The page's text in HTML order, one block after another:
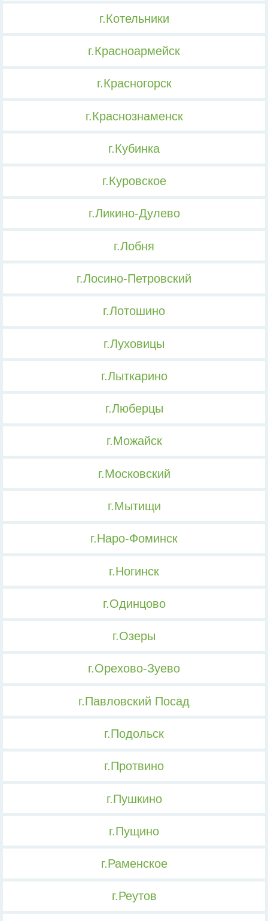
г.Котельники
г.Красноармейск
г.Красногорск
г.Краснознаменск
г.Кубинка
г.Куровское
г.Ликино-Дулево
г.Лобня
г.Лосино-Петровский
г.Лотошино
г.Луховицы
г.Лыткарино
г.Люберцы
г.Можайск
г.Московский
г.Мытищи
г.Наро-Фоминск
г.Ногинск
г.Одинцово
г.Озеры
г.Орехово-Зуево
г.Павловский Посад
г.Подольск
г.Протвино
г.Пушкино
г.Пущино
г.Раменское
г.Реутов